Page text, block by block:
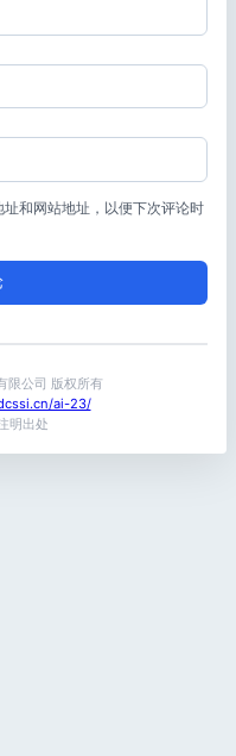
和网站地址，以便下次评论时
限公司 版权所有
ai-23/
明出处